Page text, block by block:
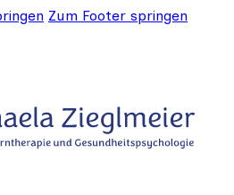
Zum Footer springen